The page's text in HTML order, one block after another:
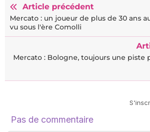
Article précédent
Mercato : un joueur de plus de 30 ans
vu sous l'ère Comolli
Mercato : Bologne, toujours une piste